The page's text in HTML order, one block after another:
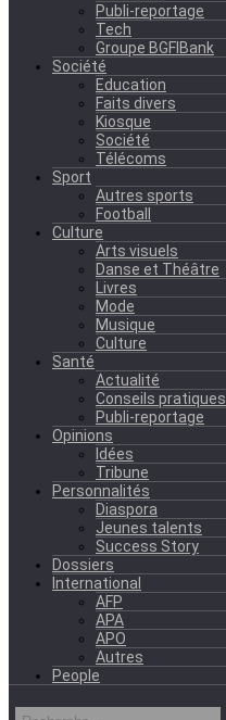
Publi-reportage
Tech
Groupe BGFIBank
Société
Education
Faits divers
Kiosque
Société
Télécoms
Sport
Autres sports
Football
Culture
Arts visuels
Danse et Théâtre
Livres
Mode
Musique
Culture
Santé
Actualité
Conseils pratiques
Publi-reportage
Opinions
Idées
Tribune
Personnalités
Diaspora
Jeunes talents
Success Story
Dossiers
International
AFP
APA
APO
Autres
People